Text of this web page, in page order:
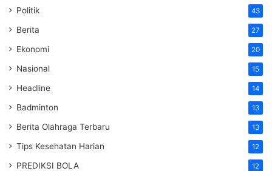
Politik 43
Berita 27
Ekonomi 20
Nasional 15
Headline 14
Badminton 13
Berita Olahraga Terbaru 13
Tips Kesehatan Harian 12
PREDIKSI BOLA 12